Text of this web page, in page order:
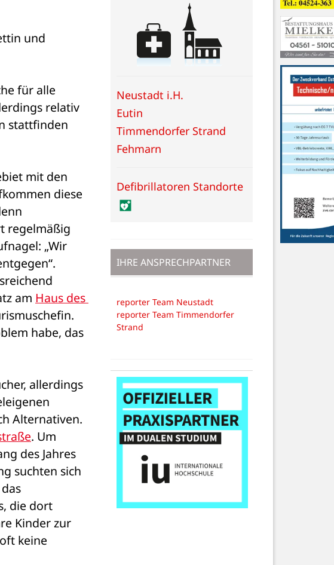
und
für alle
relativ
stattfinden
mit den
diese
regelmäßig
„Wir
am Haus des
habe, das
allerdings
Alternativen.
. Um
des Jahres
suchten sich
die dort
Kinder zur
keine
Neustadt i.H.
Eutin
Timmendorfer Strand
Fehmarn
Defibrillatoren Standorte
IHRE ANSPRECHPARTNER
reporter Team Neustadt
reporter Team Timmendorfer
Strand